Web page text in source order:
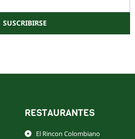
SUSCRIBIRSE
RESTAURANTES
El Rincon Colombiano